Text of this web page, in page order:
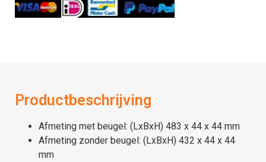
Productbeschrijving
Afmeting met beugel: (LxBxH) 483 x 44 x 44 mm
Afmeting zonder beugel: (LxBxH) 432 x 44 x 44
mm